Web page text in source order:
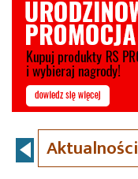
Aktualności